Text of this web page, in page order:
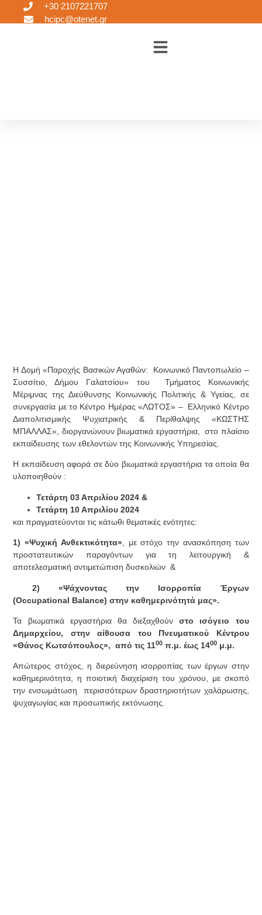
+30 2107221707
hcipc@otenet.gr
Η Δομή «Παροχής Βασικών Αγαθών: Κοινωνικό Παντοπωλείο –
Συσσίτιο, Δήμου Γαλατσίου» του Τμήματος Κοινωνικής
Μέριμνας της Διεύθυνσης Κοινωνικής Πολιτικής & Υγείας, σε
συνεργασία με το Κέντρο Ημέρας «ΛΩΤΟΣ» – Ελληνικό Κέντρο
Διαπολιτισμικής Ψυχιατρικής & Περίθαλψης «ΚΩΣΤΗΣ
ΜΠΑΛΛΑΣ», διοργανώνουν βιωματικά εργαστήρια, στο πλαίσιο
εκπαίδευσης των εθελοντών της Κοινωνικής Υπηρεσίας.
Η εκπαίδευση αφορά σε δύο βιωματικά εργαστήρια τα οποία θα
υλοποιηθούν :
Τετάρτη 03 Απριλίου 2024 &
Τετάρτη 10 Απριλίου 2024
και πραγματεύονται τις κάτωθι θεματικές ενότητες:
1) «Ψυχική Ανθεκτικότητα», με στόχο την ανασκόπηση των
προστατευτικών παραγόντων για τη λειτουργική &
αποτελεσματική αντιμετώπιση δυσκολιών &
2) «Ψάχνοντας την Ισορροπία Έργων
(Occupational Balance) στην καθημερινότητά μας».
Τα βιωματικά εργαστήρια θα διεξαχθούνστο ισόγειο του
Δημαρχείου, στην αίθουσα του Πνευματικού Κέντρου
«Θάνος Κωτσόπουλος», από τις 1100 π.μ. έως 1400 μ.μ.
Απώτερος στόχος, η διερεύνηση ισορροπίας των έργων στην
καθημερινότητα, η ποιοτική διαχείριση του χρόνου, με σκοπό
την ενσωμάτωση περισσότερων δραστηριοτήτων χαλάρωσης,
ψυχαγωγίας και προσωπικής εκτόνωσης.